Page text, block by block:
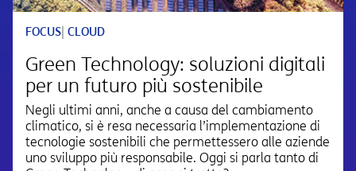
FOCUS CLOUD
Green Technology: soluzioni digitali
per un futuro più sostenibile
Negli ultimi anni, anche a causa del cambiamento
climatico, si è resa necessaria l’implementazione di
tecnologie sostenibili che permettessero alle aziende
uno sviluppo più responsabile. Oggi si parla tanto di